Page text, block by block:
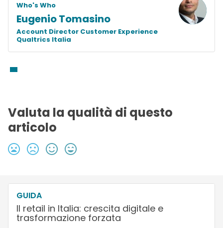
Who's Who
Eugenio Tomasino
Account Director Customer Experience
Qualtrics Italia
Valuta la qualità di questo
articolo
GUIDA
Il retail in Italia: crescita digitale e
trasformazione forzata